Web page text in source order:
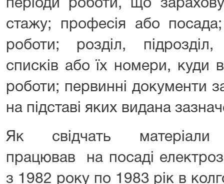
періоди роботи, що
стажу; професія або
роботи; розділ,
списків або їх номери, куди
роботи; первинні документи
на підставі яких видана
Як свідчать
працював
на посаді
з 1982 року по 1983 рік в